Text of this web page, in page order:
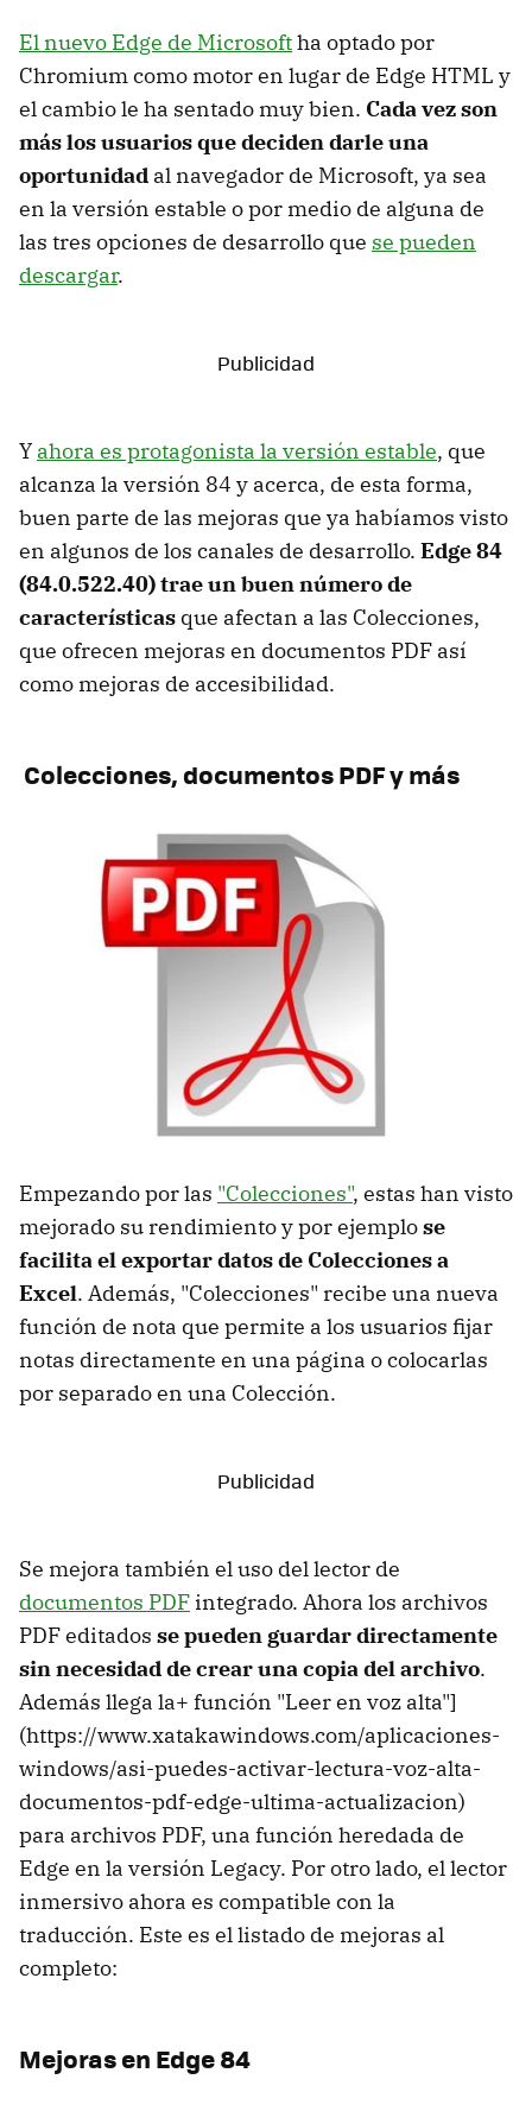
El nuevo Edge de Microsoftha optado por
Chromium como motor en lugar de Edge HTML y
el cambio le ha sentado muy bien. Cada vez son
más los usuarios que deciden darle una
oportunidad al navegador de Microsoft, ya sea
en la versión estable o por medio de alguna de
las tres opciones de desarrollo que se pueden
descargar.
Y ahora es protagonista la versión estable, que
alcanza la versión 84 y acerca, de esta forma,
buen parte de las mejoras que ya habíamos visto
en algunos de los canales de desarrollo. Edge 84
(84.0.522.40) trae un buen número de
características que afectan a las Colecciones,
que ofrecen mejoras en documentos PDF así
como mejoras de accesibilidad.
Colecciones, documentos PDF y más
Empezando por las "Colecciones", estas han visto
mejorado su rendimiento y por ejemplose
facilita el exportar datos de Colecciones a
Excel. Además, "Colecciones" recibe una nueva
función de nota que permite a los usuarios fijar
notas directamente en una página o colocarlas
por separado en una Colección.
Se mejora también el uso del lector de
documentos PDF integrado. Ahora los archivos
PDF editados se pueden guardar directamente
sin necesidad de crear una copia del archivo.
Además llega la+ función "Leer en voz alta"]
(https://www.xatakawindows.com/aplicaciones-
windows/asi-puedes-activar-lectura-voz-alta-
documentos-pdf-edge-ultima-actualizacion)
para archivos PDF, una función heredada de
Edge en la versión Legacy. Por otro lado, el lector
inmersivo ahora es compatible con la
traducción. Este es el listado de mejoras al
completo:
Mejoras en Edge 84